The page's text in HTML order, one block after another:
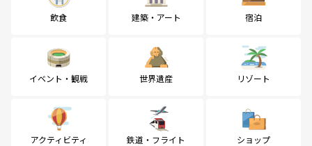
飲食 建築・アート 宿泊
イベント・観戦 世界遺産 リゾート
アクティビティ 鉄道・フライト ショップ